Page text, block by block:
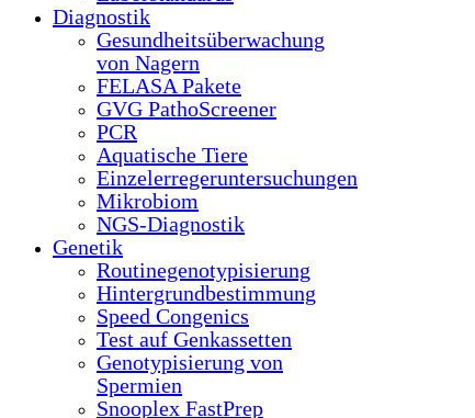
Diagnostik
Gesundheitsüberwachung
von Nagern
FELASA Pakete
GVG PathoScreener
PCR
Aquatische Tiere
Einzelerregeruntersuchungen
Mikrobiom
NGS-Diagnostik
Genetik
Routinegenotypisierung
Hintergrundbestimmung
Speed Congenics
Test auf Genkassetten
Genotypisierung von
Spermien
Snooplex FastPrep